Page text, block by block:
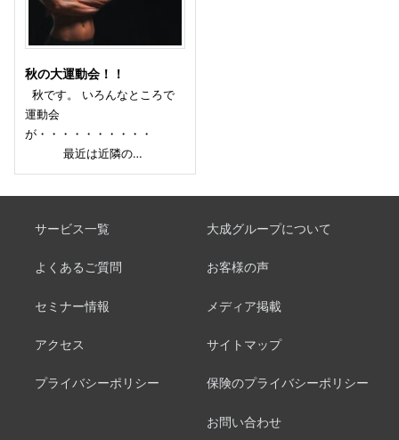
秋の大運動会！！
秋です。 いろんなところで
運動会
が・・・・・・・・・・
最近は近隣の…
サービス一覧 大成グループについて
よくあるご質問 お客様の声
セミナー情報 メディア掲載
アクセス サイトマップ
プライバシーポリシー 保険のプライバシーポリシー
お問い合わせ